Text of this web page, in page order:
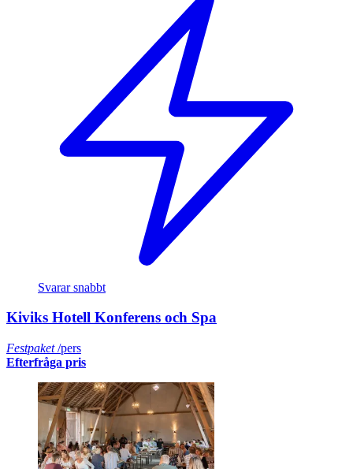
Svarar snabbt
Kiviks Hotell Konferens och Spa
Festpaket/pers
Efterfråga pris